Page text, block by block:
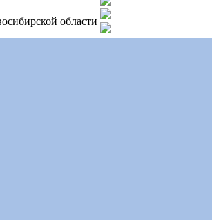
области